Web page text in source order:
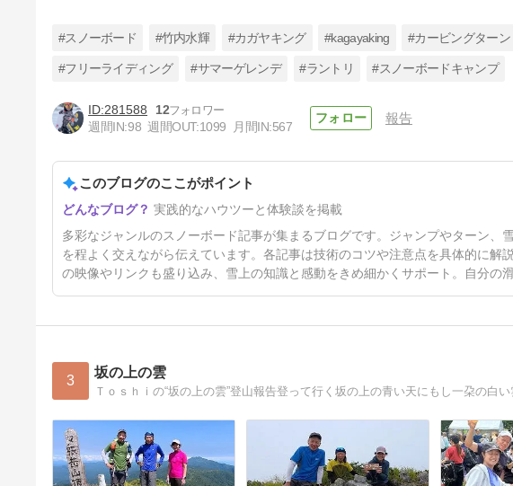
スノーボードちゃれんじ？
#スノーボード #竹内水輝 #カガヤキング #kagayaking #カービングターン
#フリーライディング #サマーゲレンデ #ラントリ #スノーボードキャンプ
281588
12
週間IN:98 週間OUT:1099 月間IN:567
報告
このブログのここがポイント
実践的なハウツーと体験談を掲載
多彩なジャンルのスノーボード記事が集まるブログです。ジャンプやターン、
を程よく交えながら伝えています。各記事は技術のコツや注意点を具体的に解
の映像やリンクも盛り込み、雪上の知識と感動をきめ細かくサポート。自分の
3 坂の上の雲
Ｔｏｓｈｉの“坂の上の雲”登山報告登って行く坂の上の青い天にもし一朶の白